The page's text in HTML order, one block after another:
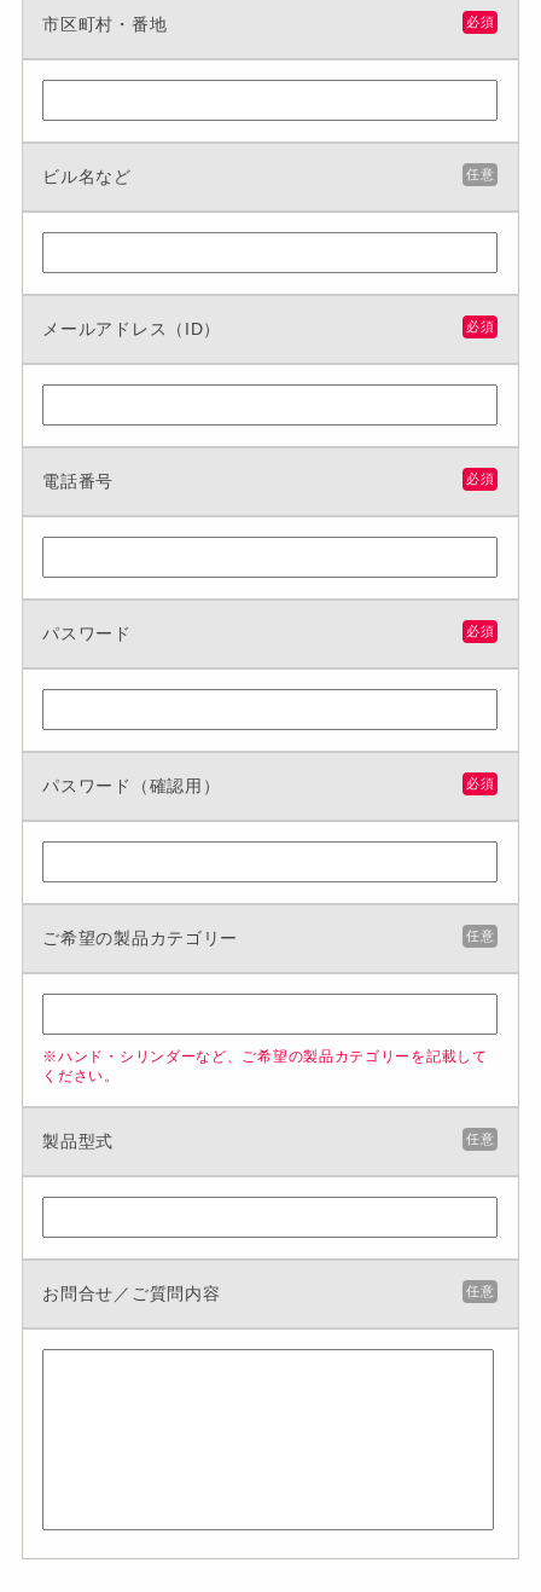
市区町村・番地 必須
ビル名など 任意
メールアドレス（ID） 必須
電話番号 必須
パスワード 必須
パスワード（確認用） 必須
ご希望の製品カテゴリー 任意
※ハンド・シリンダーなど、ご希望の製品カテゴリーを記載して
ください。
製品型式 任意
お問合せ／ご質問内容 任意